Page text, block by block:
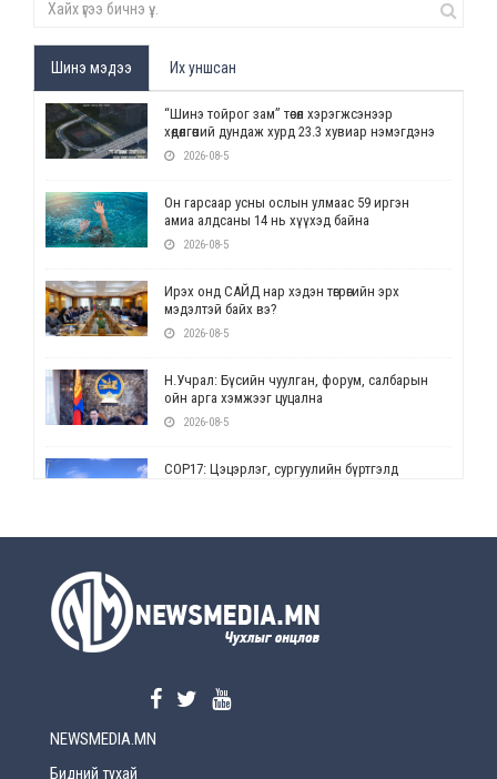
Шинэ мэдээ Их уншсан
“Шинэ тойрог зам” төсөл хэрэгжсэнээр
хөдөлгөөний дундаж хурд 23.3 хувиар нэмэгдэнэ
2026-08-5
Он гарсаар усны ослын улмаас 59 иргэн
амиа алдсаны 14 нь хүүхэд байна
2026-08-5
Ирэх онд САЙД нар хэдэн төгрөгийн эрх
мэдэлтэй байх вэ?
2026-08-5
Н.Учрал: Бүсийн чуулган, форум, салбарын
ойн арга хэмжээг цуцална
2026-08-5
СОР17: Цэцэрлэг, сургуулийн бүртгэлд
2026-08-5
2026-08-5
NEWSMEDIA.MN
Бидний тухай